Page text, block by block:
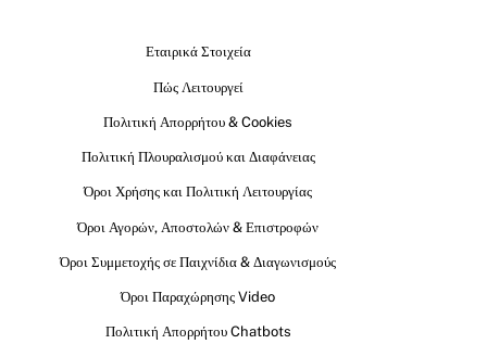
Εταιρικά Στοιχεία
Πώς Λειτουργεί
Πολιτική Απορρήτου & Cookies
Πολιτική Πλουραλισμού και Διαφάνειας
Όροι Χρήσης και Πολιτική Λειτουργίας
Όροι Αγορών, Αποστολών & Επιστροφών
Όροι Συμμετοχής σε Παιχνίδια & Διαγωνισμούς
Όροι Παραχώρησης Video
Πολιτική Απορρήτου Chatbots